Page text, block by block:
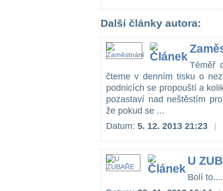
Další články autora:
Téměř
čteme v denním tisku o
podnicích se propouští a
pozastaví nad neštěstím
že pokud se ...
Datum: 5. 12. 2013 21:23
U
Bolí